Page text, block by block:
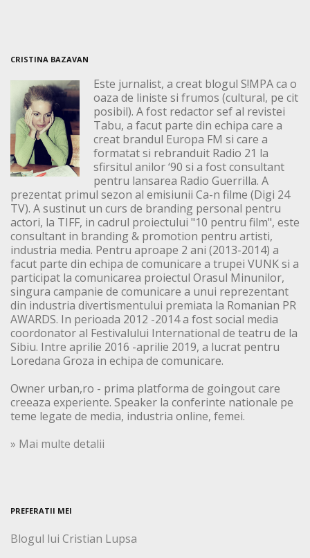
CRISTINA BAZAVAN
Este jurnalist, a creat blogul S!MPA ca o
oaza de liniste si frumos (cultural, pe cit
posibil). A fost redactor sef al revistei
Tabu, a facut parte din echipa care a
creat brandul Europa FM si care a
formatat si rebranduit Radio 21 la
sfirsitul anilor ‘90 si a fost consultant
pentru lansarea Radio Guerrilla. A
prezentat primul sezon al emisiunii Ca-n filme (Digi 24
TV). A sustinut un curs de branding personal pentru
actori, la TIFF, in cadrul proiectului "10 pentru film", este
consultant in branding & promotion pentru artisti,
industria media. Pentru aproape 2 ani (2013-2014) a
facut parte din echipa de comunicare a trupei VUNK si a
participat la comunicarea proiectul Orasul Minunilor,
singura campanie de comunicare a unui reprezentant
din industria divertismentului premiata la Romanian PR
AWARDS. In perioada 2012 -2014 a fost social media
coordonator al Festivalului International de teatru de la
Sibiu. Intre aprilie 2016 -aprilie 2019, a lucrat pentru
Loredana Groza in echipa de comunicare.
Owner urban,ro - prima platforma de goingout care
creeaza experiente. Speaker la conferinte nationale pe
teme legate de media, industria online, femei.
» Mai multe detalii
PREFERATII MEI
Blogul lui Cristian Lupsa